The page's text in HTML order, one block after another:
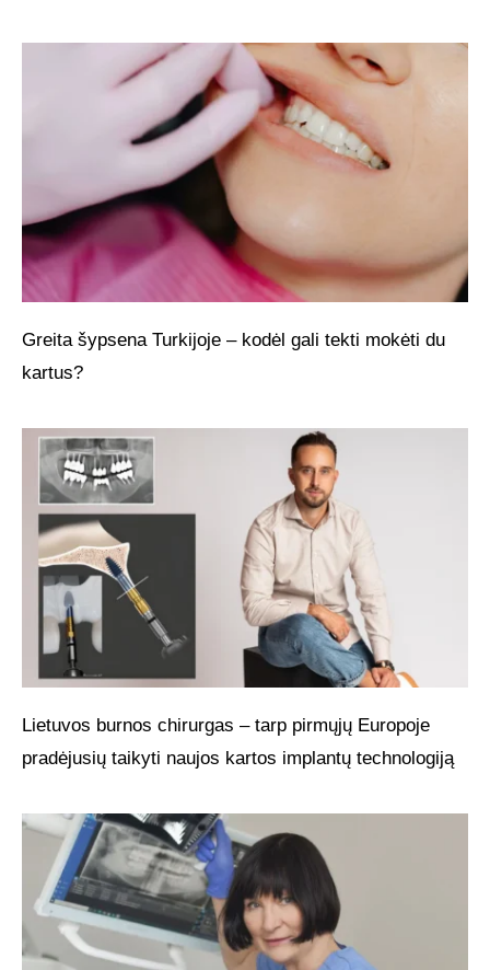
Greita šypsena Turkijoje – kodėl gali tekti mokėti du
kartus?
Lietuvos burnos chirurgas – tarp pirmųjų Europoje
pradėjusių taikyti naujos kartos implantų technologiją